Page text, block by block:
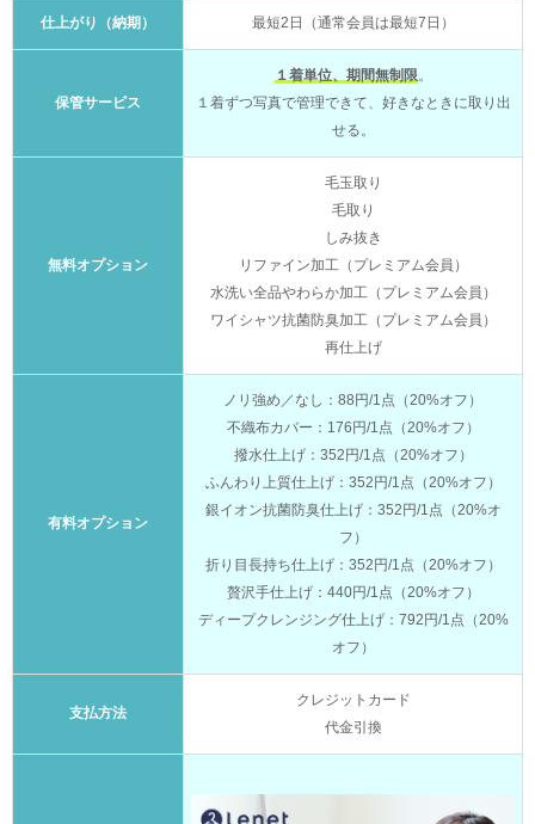
仕上がり（納期） 最短2日（通常会員は最短7日）
保管サービス
１着単位、期間無制限。
１着ずつ写真で管理できて、好きなときに取り出
せる。
無料オプション
毛玉取り
毛取り
しみ抜き
リファイン加工（プレミアム会員）
水洗い全品やわらか加工（プレミアム会員）
ワイシャツ抗菌防臭加工（プレミアム会員）
再仕上げ
有料オプション
ノリ強め／なし：88円/1点（20%オフ）
不織布カバー：176円/1点（20%オフ）
撥水仕上げ：352円/1点（20%オフ）
ふんわり上質仕上げ：352円/1点（20%オフ）
銀イオン抗菌防臭仕上げ：352円/1点（20%オ
フ）
折り目長持ち仕上げ：352円/1点（20%オフ）
贅沢手仕上げ：440円/1点（20%オフ）
ディープクレンジング仕上げ：792円/1点（20%
オフ）
支払方法
クレジットカード
代金引換